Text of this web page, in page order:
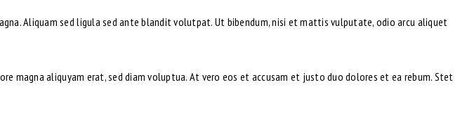
Aliquam sed ligula sed ante blandit volutpat. Ut bibendum, nisi et mattis vulputate, odio arcu aliquet
magna aliquyam erat, sed diam voluptua. At vero eos et accusam et justo duo dolores et ea rebum. Stet